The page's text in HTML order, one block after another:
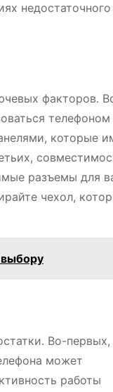
недостаточного
факторов․
телефоном
которые
разъемы для
чехол,
Во-первых,
может
работы